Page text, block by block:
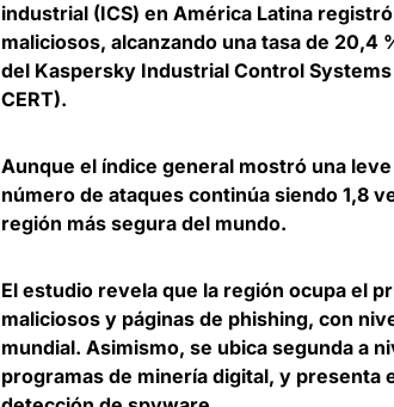
industrial (ICS) en América Latina
maliciosos, alcanzando una tasa de 20,4
del Kaspersky Industrial Control
CERT).
Aunque el índice general mostró una
número de ataques continúa siendo 1,8
región más segura del mundo.
El estudio revela que la región ocupa el
maliciosos y páginas de phishing, con
mundial. Asimismo, se ubica segunda a
programas de minería digital, y presenta